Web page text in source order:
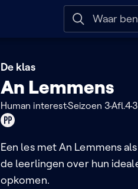
Naar help
De klas
An Lemmens
Human interestSeizoen 3Afl.4
Product
Een les met An Lemmens
de leerlingen over hun
opkomen.